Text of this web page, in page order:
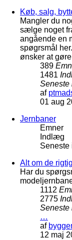
Køb, salg,
Mangler du
sælge noget
angående en
spøgrsmål
ønsker at
389
1481
af
01 aug
Jernbaner
Emner
Indlæg
Alt om de
Har du
1112
2775
…
af
12 maj